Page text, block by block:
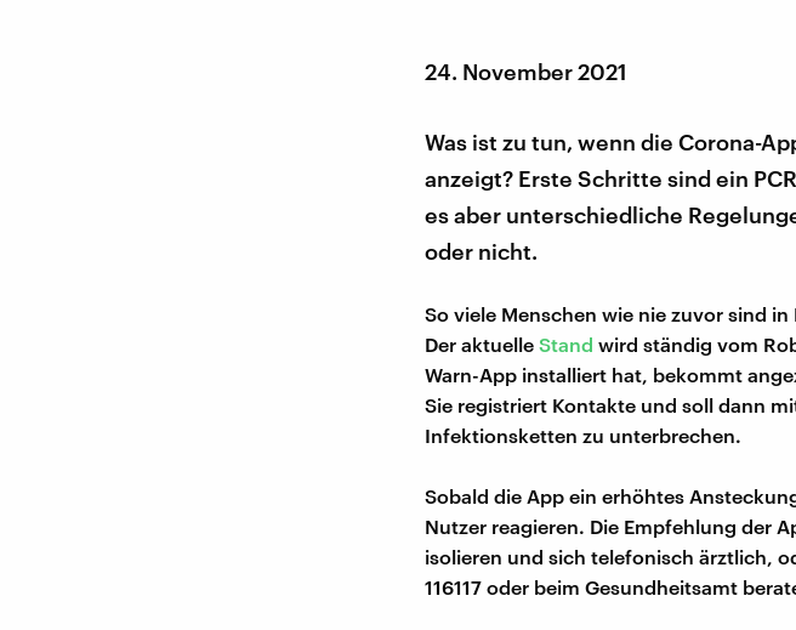
24. November 2021
Was ist zu tun, wenn die Corona-
anzeigt? Erste Schritte sind ein
es aber unterschiedliche
oder nicht.
So viele Menschen wie nie zuvor sind
Der aktuelle Stand wird ständig vom
Warn-App installiert hat, bekommt
Sie registriert Kontakte und soll dann
Infektionsketten zu unterbrechen.
Sobald die App ein erhöhtes
Nutzer reagieren. Die Empfehlung der
isolieren und sich telefonisch ärztlich,
116117 oder beim Gesundheitsamt